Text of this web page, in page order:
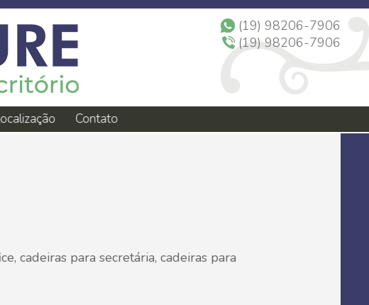
(19) 98206-7906
(19) 98206-7906
Contato
cadeiras para secretária, cadeiras para